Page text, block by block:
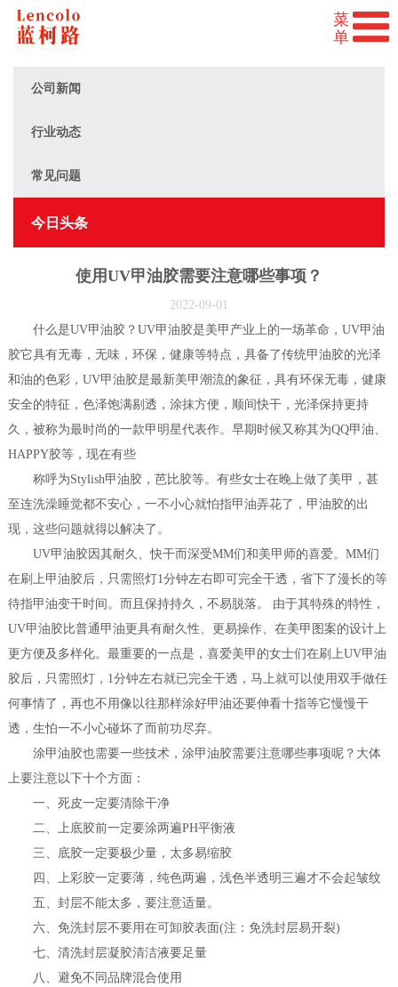
公司新闻
行业动态
常见问题
今日头条
使用UV甲油胶需要注意哪些事项？
2022-09-01
什么是UV甲油胶？UV甲油胶是美甲产业上的一场革命，UV甲油
胶它具有无毒，无味，环保，健康等特点，具备了传统甲油胶的光泽
和油的色彩，UV甲油胶是最新美甲潮流的象征，具有环保无毒，健康
安全的特征，色泽饱满剔透，涂抹方便，顺间快干，光泽保持更持
久，被称为最时尚的一款甲明星代表作。早期时候又称其为QQ甲油、
HAPPY胶等，现在有些
称呼为Stylish甲油胶，芭比胶等。有些女士在晚上做了美甲，甚
至连洗澡睡觉都不安心，一不小心就怕指甲油弄花了，甲油胶的出
现，这些问题就得以解决了。
UV甲油胶因其耐久、快干而深受MM们和美甲师的喜爱。MM们
在刷上甲油胶后，只需照灯1分钟左右即可完全干透，省下了漫长的等
待指甲油变干时间。而且保持持久，不易脱落。 由于其特殊的特性，
UV甲油胶比普通甲油更具有耐久性、更易操作、在美甲图案的设计上
更方便及多样化。最重要的一点是，喜爱美甲的女士们在刷上UV甲油
胶后，只需照灯，1分钟左右就已完全干透，马上就可以使用双手做任
何事情了，再也不用像以往那样涂好甲油还要伸看十指等它慢慢干
透，生怕一不小心碰坏了而前功尽弃。
涂甲油胶也需要一些技术，涂甲油胶需要注意哪些事项呢？大体
上要注意以下十个方面：
一、死皮一定要清除干净
二、上底胶前一定要涂两遍PH平衡液
三、底胶一定要极少量，太多易缩胶
四、上彩胶一定要薄，纯色两遍，浅色半透明三遍才不会起皱纹
五、封层不能太多，要注意适量。
六、免洗封层不要用在可卸胶表面(注：免洗封层易开裂)
七、清洗封层凝胶清洁液要足量
八、避免不同品牌混合使用